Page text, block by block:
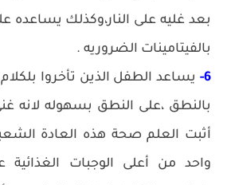
بعد غليه على النار،وكذلك يساعده
بالفيتامينات الضروريه .
6-
يساعد الطفل الذين تأخروا
بالنطق ،على النطق بسهوله لانه
أثبت العلم صحة هذه العادة
واحد من أعلى الوجبات الغذائية